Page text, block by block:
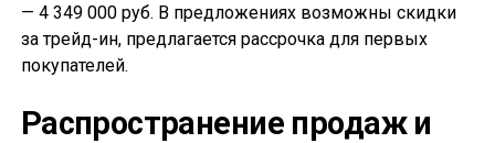
— 4 349 000 руб. В предложениях возможны скидки
за трейд-ин, предлагается рассрочка для первых
покупателей.
Распространение продаж и